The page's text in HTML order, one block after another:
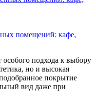
помещений: кафе,
подхода к выбору
но и высокая
покрытие
вид даже при